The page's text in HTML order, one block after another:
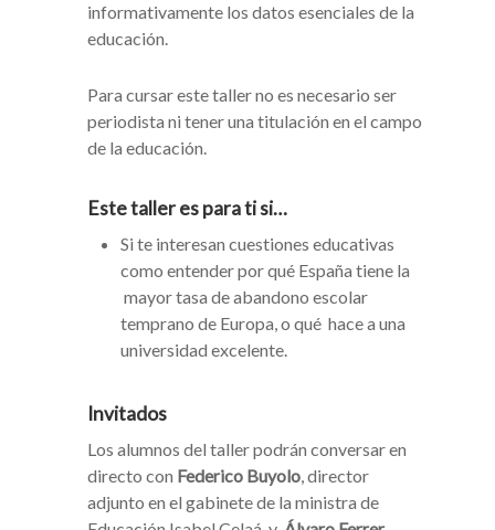
informativamente los datos esenciales de la
educación.
Para cursar este taller no es necesario ser
periodista ni tener una titulación en el campo
de la educación.
Este taller es para ti si…
Si te interesan cuestiones educativas
como entender por qué España tiene la
mayor tasa de abandono escolar
temprano de Europa, o qué hace a una
universidad excelente.
Invitados
Los alumnos del taller podrán conversar en
directo con Federico Buyolo, director
adjunto en el gabinete de la ministra de